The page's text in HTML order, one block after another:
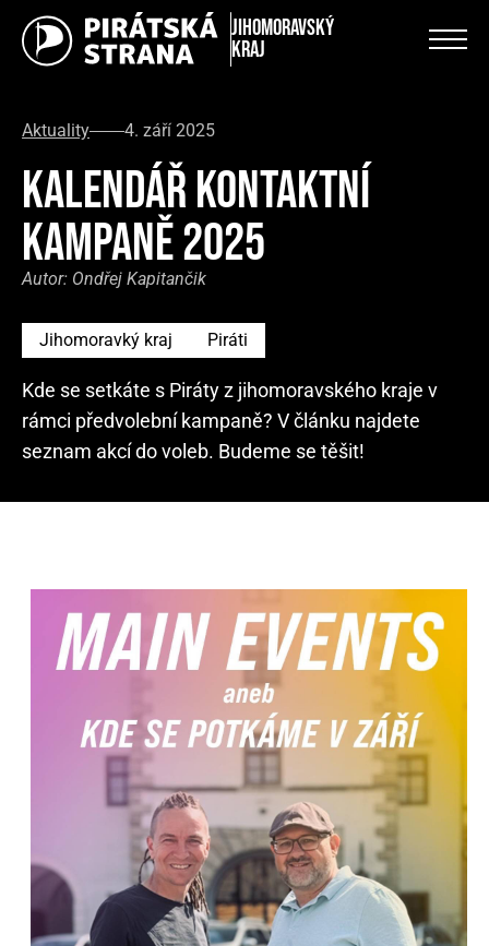
Jihomoravský
kraj
Aktuality 4. září 2025
KALENDÁŘ KONTAKTNÍ
KAMPANĚ 2025
Autor: Ondřej Kapitančik
Jihomoravký kraj Piráti
Kde se setkáte s Piráty z jihomoravského kraje v
rámci předvolební kampaně? V článku najdete
seznam akcí do voleb. Budeme se těšit!